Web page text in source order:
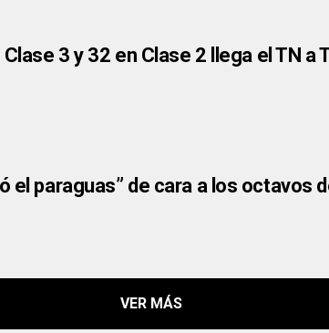
3 y 32 en Clase 2 llega el TN a
el paraguas” de cara a los octavos